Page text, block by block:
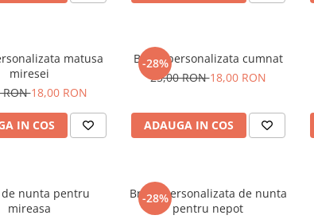
matusa
miresei
RON18,00 RON
IN COS
-28%
Brosa personalizata cumnat
25,00 RON18,00 RON
ADAUGA IN COS
de nunta pentru
mireasa
-28%
Brosa personalizata de nunta
pentru nepot